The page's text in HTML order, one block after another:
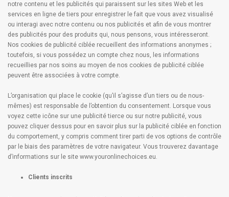
notre contenu et les publicités qui paraissent sur les sites Web et les
services en ligne de tiers pour enregistrer le fait que vous avez visualisé
ou interagi avec notre contenu ou nos publicités et afin de vous montrer
des publicités pour des produits qui, nous pensons, vous intéresseront.
Nos cookies de publicité ciblée recueillent des informations anonymes ;
toutefois, si vous possédez un compte chez nous, les informations
recueillies par nos soins au moyen de nos cookies de publicité ciblée
peuvent être associées à votre compte.
L’organisation qui place le cookie (qu’il s’agisse d’un tiers ou de nous-
mêmes) est responsable de l’obtention du consentement. Lorsque vous
voyez cette icône sur une publicité tierce ou sur notre publicité, vous
pouvez cliquer dessus pour en savoir plus sur la publicité ciblée en fonction
du comportement, y compris comment tirer parti de vos options de contrôle
par le biais des paramètres de votre navigateur. Vous trouverez davantage
d’informations sur le site www.youronlinechoices.eu.
Clients inscrits